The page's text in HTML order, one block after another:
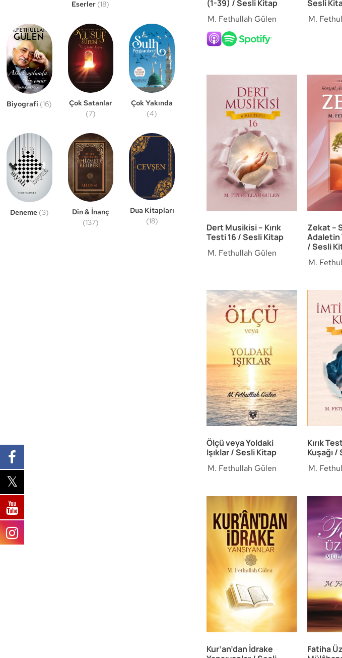
Eserler (18)
Biyografi (16)
Çok Satanlar
(7)
Çok Yakında
(4)
Deneme (3)
Din & İnanç
(137)
Dua Kitapları
(18)
(1-39) / Sesli Kitap
M. Fethullah Gülen
Sesli
M.
Dert Musikisi – Kırık
Testi 16 / Sesli Kitap
M. Fethullah Gülen
Zekat –
Adaletin
/ Sesli
M.
Ölçü veya Yoldaki
Işıklar / Sesli Kitap
M. Fethullah Gülen
Kırık
Kuşağı
M.
Kur’an’dan İdrake
Fatiha